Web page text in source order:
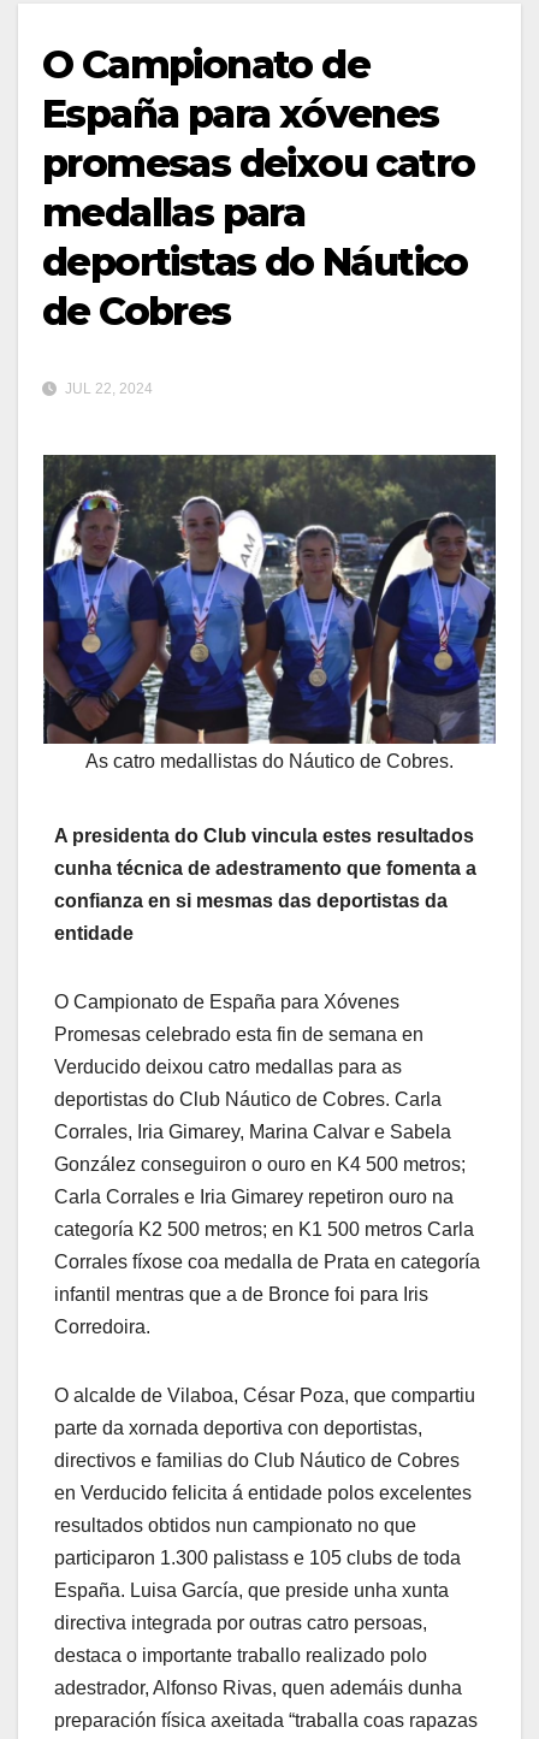
O Campionato de
España para xóvenes
promesas deixou catro
medallas para
deportistas do Náutico
de Cobres
JUL 22, 2024
As catro medallistas do Náutico de Cobres.
A presidenta do Club vincula estes resultados
cunha técnica de adestramento que fomenta a
confianza en si mesmas das deportistas da
entidade
O Campionato de España para Xóvenes
Promesas celebrado esta fin de semana en
Verducido deixou catro medallas para as
deportistas do Club Náutico de Cobres. Carla
Corrales, Iria Gimarey, Marina Calvar e Sabela
González conseguiron o ouro en K4 500 metros;
Carla Corrales e Iria Gimarey repetiron ouro na
categoría K2 500 metros; en K1 500 metros Carla
Corrales fíxose coa medalla de Prata en categoría
infantil mentras que a de Bronce foi para Iris
Corredoira.
O alcalde de Vilaboa, César Poza, que compartiu
parte da xornada deportiva con deportistas,
directivos e familias do Club Náutico de Cobres
en Verducido felicita á entidade polos excelentes
resultados obtidos nun campionato no que
participaron 1.300 palistass e 105 clubs de toda
España. Luisa García, que preside unha xunta
directiva integrada por outras catro persoas,
destaca o importante traballo realizado polo
adestrador, Alfonso Rivas, quen ademáis dunha
preparación física axeitada “traballa coas rapazas